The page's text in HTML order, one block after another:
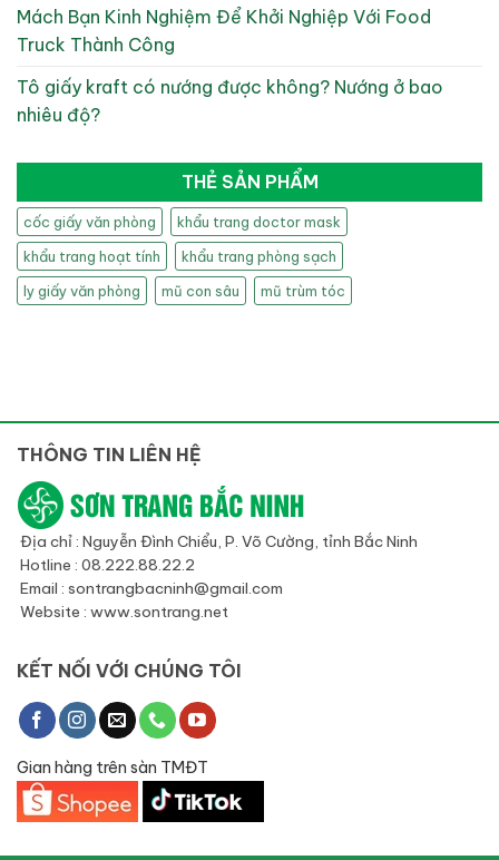
Mách Bạn Kinh Nghiệm Để Khởi Nghiệp Với Food
Truck Thành Công
Tô giấy kraft có nướng được không? Nướng ở bao
nhiêu độ?
THẺ SẢN PHẨM
cốc giấy văn phòng
khẩu trang doctor mask
khẩu trang hoạt tính
khẩu trang phòng sạch
ly giấy văn phòng
mũ con sâu mũ trùm tóc
THÔNG TIN LIÊN HỆ
Địa chỉ : Nguyễn Đình Chiểu, P. Võ Cường, tỉnh Bắc Ninh
Hotline : 08.222.88.22.2
Email : sontrangbacninh@gmail.com
Website : www.sontrang.net
KẾT NỐI VỚI CHÚNG TÔI
Gian hàng trên sàn TMĐT